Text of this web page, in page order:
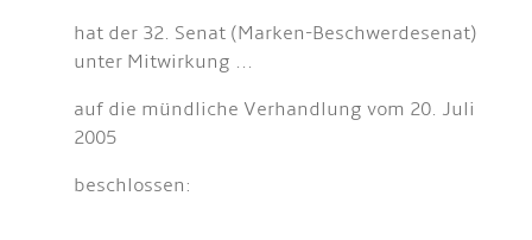
hat der 32. Senat (Marken-Beschwerdesenat)
unter Mitwirkung ...
auf die mündliche Verhandlung vom 20. Juli
2005
beschlossen: